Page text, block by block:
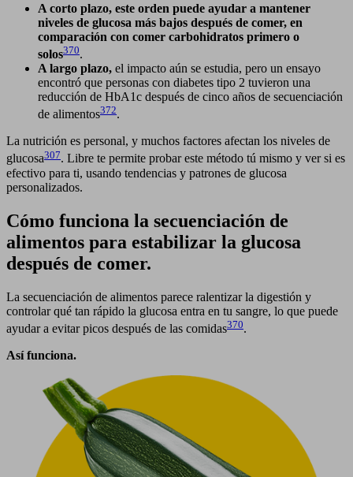
A corto plazo, este orden puede ayudar a mantener
niveles de glucosa más bajos después de comer, en
comparación con comer carbohidratos primero o
solos370.
A largo plazo, el impacto aún se estudia, pero un ensayo
encontró que personas con diabetes tipo 2 tuvieron una
reducción de HbA1c después de cinco años de secuenciación
de alimentos372.
La nutrición es personal, y muchos factores afectan los niveles de
glucosa307. Libre te permite probar este método tú mismo y ver si es
efectivo para ti, usando tendencias y patrones de glucosa
personalizados.
Cómo funciona la secuenciación de
alimentos para estabilizar la glucosa
después de comer.
La secuenciación de alimentos parece ralentizar la digestión y
controlar qué tan rápido la glucosa entra en tu sangre, lo que puede
ayudar a evitar picos después de las comidas370.
Así funciona.